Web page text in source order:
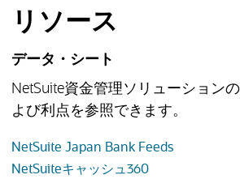
リソース
データ・シート
NetSuite資金管理ソリューション
よび利点を参照できます。
NetSuite Japan Bank Feeds（新しいタ
NetSuiteキャッシュ360（新しいタブで